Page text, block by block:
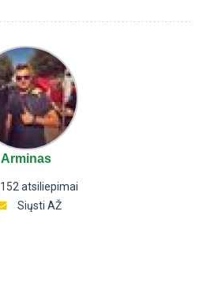
Arminas
152 atsiliepimai
Siųsti AŽ